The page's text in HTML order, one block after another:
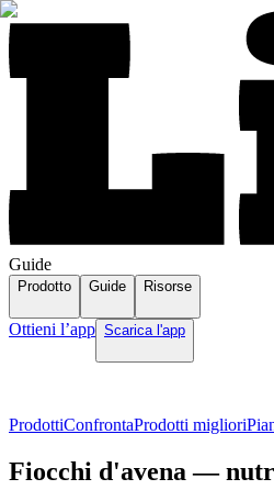
Guide
Prodotto Guide Risorse
Ottieni l’app Scarica l'app
ProdottiConfrontaProdotti migliori
Fiocchi d'avena —